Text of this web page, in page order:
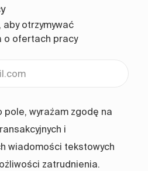
otrzymywać
o ofertach pracy
pole, wyrażam zgodę na
i
wiadomości tekstowych
zatrudnienia.